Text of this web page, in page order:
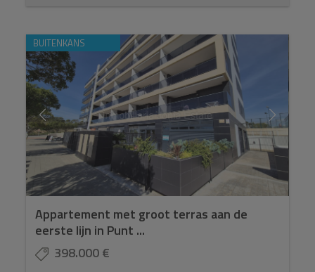
BUITENKANS
Appartement met groot terras aan de
eerste lijn in Punt ...
398.000 €